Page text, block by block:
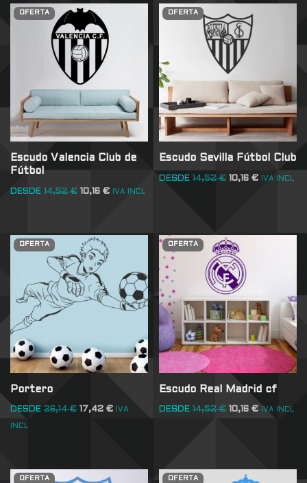
OFERTA
Escudo Valencia Club de
Fútbol
DESDE 14,52€ 10,16 € IVA INCL
OFERTA
Escudo Sevilla Fútbol Club
DESDE 14,52€ 10,16€ IVA INCL
OFERTA
Portero
DESDE 26,14€ 17,42 € IVA
INCL
OFERTA
Escudo Real Madrid cf
DESDE 14,52€ 10,16€ IVA INCL
OFERTA OFERTA